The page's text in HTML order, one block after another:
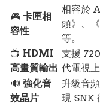
🎮 卡匣相
容性
相容於
頭》、
等。
📺 HDMI
高畫質輸出
支援
代電視
🔊 強化音
效晶片
升級音
現 SNK